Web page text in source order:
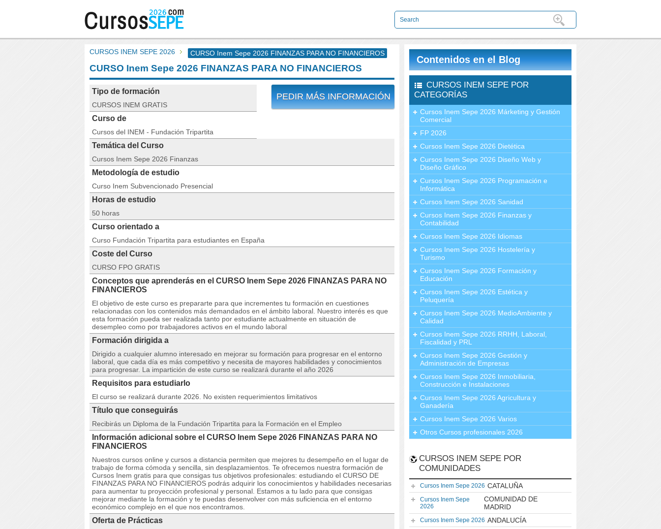
CURSOS INEM SEPE 2026 CURSO Inem Sepe 2026 FINANZAS PARA NO FINANCIEROS
CURSO Inem Sepe 2026 FINANZAS PARA NO FINANCIEROS
PEDIR MÁS INFORMACIÓN
Tipo de formación
CURSOS INEM GRATIS
Curso de
Cursos del INEM - Fundación Tripartita
Temática del Curso
Cursos Inem Sepe 2026 Finanzas
Metodología de estudio
Curso Inem Subvencionado Presencial
Horas de estudio
50 horas
Curso orientado a
Curso Fundación Tripartita para estudiantes en España
Coste del Curso
CURSO FPO GRATIS
Conceptos que aprenderás en el CURSO Inem Sepe 2026 FINANZAS PARA NO
FINANCIEROS
El objetivo de este curso es prepararte para que incrementes tu formación en cuestiones
relacionadas con los contenidos más demandados en el ámbito laboral. Nuestro interés es que
esta formación pueda ser realizada tanto por estudiante actualmente en situación de
desempleo como por trabajadores activos en el mundo laboral
Formación dirigida a
Dirigido a cualquier alumno interesado en mejorar su formación para progresar en el entorno
laboral, que cada día es más competitivo y necesita de mayores habilidades y conocimientos
para progresar. La impartición de este curso se realizará durante el año 2026
Requisitos para estudiarlo
El curso se realizará durante 2026. No existen requerimientos limitativos
Título que conseguirás
Recibirás un Diploma de la Fundación Tripartita para la Formación en el Empleo
Información adicional sobre el CURSO Inem Sepe 2026 FINANZAS PARA NO
FINANCIEROS
Nuestros cursos online y cursos a distancia permiten que mejores tu desempeño en el lugar de
trabajo de forma cómoda y sencilla, sin desplazamientos. Te ofrecemos nuestra formación de
Cursos Inem gratis para que consigas tus objetivos profesionales: estudiando el CURSO DE
FINANZAS PARA NO FINANCIEROS podrás adquirir los conocimientos y habilidades necesarias
para aumentar tu proyección profesional y personal. Estamos a tu lado para que consigas
mejorar mediante la formación y te puedas desenvolver con más suficiencia en el entorno
económico complejo en el que nos encontramos.
Oferta de Prácticas
Contenidos en el Blog
CURSOS INEM SEPE POR
CATEGORÍAS
Cursos Inem Sepe 2026 Márketing y Gestión
Comercial
FP 2026
Cursos Inem Sepe 2026 Dietética
Cursos Inem Sepe 2026 Diseño Web y
Diseño Gráfico
Cursos Inem Sepe 2026 Programación e
Informática
Cursos Inem Sepe 2026 Sanidad
Cursos Inem Sepe 2026 Finanzas y
Contabilidad
Cursos Inem Sepe 2026 Idiomas
Cursos Inem Sepe 2026 Hostelería y
Turismo
Cursos Inem Sepe 2026 Formación y
Educación
Cursos Inem Sepe 2026 Estética y
Peluquería
Cursos Inem Sepe 2026 MedioAmbiente y
Calidad
Cursos Inem Sepe 2026 RRHH, Laboral,
Fiscalidad y PRL
Cursos Inem Sepe 2026 Gestión y
Administración de Empresas
Cursos Inem Sepe 2026 Inmobiliaria,
Construcción e Instalaciones
Cursos Inem Sepe 2026 Agricultura y
Ganadería
Cursos Inem Sepe 2026 Varios
Otros Cursos profesionales 2026
CURSOS INEM SEPE POR
COMUNIDADES
Cursos Inem Sepe 2026 CATALUÑA
Cursos Inem Sepe
2026
COMUNIDAD DE
MADRID
Cursos Inem Sepe 2026 ANDALUCÍA